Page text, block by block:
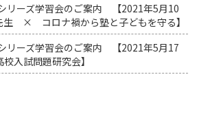
リーズ学習会のご案内 【2021年5月10
× コロナ禍から塾と子どもを守る】
リーズ学習会のご案内 【2021年5月17
入試問題研究会】